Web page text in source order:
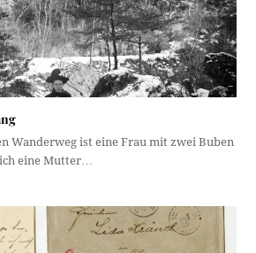
Wanderweg ist eine Frau mit zwei Buben
eine Mutter…